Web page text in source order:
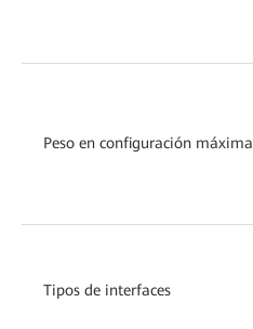
Peso en configuración máxima
Tipos de interfaces